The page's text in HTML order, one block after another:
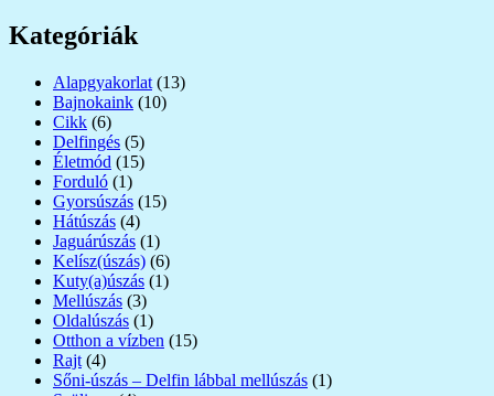
Kategóriák
Alapgyakorlat (13)
Bajnokaink (10)
Cikk (6)
Delfingés (5)
Életmód (15)
Forduló (1)
Gyorsúszás (15)
Hátúszás (4)
Jaguárúszás (1)
Kelísz(úszás) (6)
Kuty(a)úszás (1)
Mellúszás (3)
Oldalúszás (1)
Otthon a vízben (15)
Rajt (4)
Sőni-úszás – Delfin lábbal mellúszás (1)